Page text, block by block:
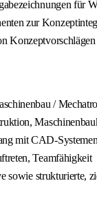
für
zur
Konzeptvorschlägen
/
mit CAD-
Teamfähigkeit
sowie strukturierte,